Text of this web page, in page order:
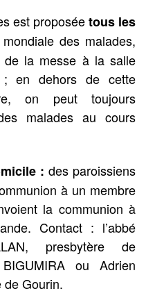
proposéetous les
des malades,
de la messe à la salle
en dehors de cette
on peut toujours
malades au cours
: des paroissiens
à un membre
la communion à
Contact : l’abbé
presbytère de
ou Adrien
de Gourin.